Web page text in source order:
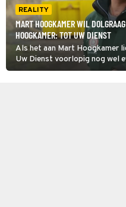
REALITY
MART HOOGKAMER WIL
HOOGKAMER: TOT UW DIENST
Als het aan Mart Hoogkamer
Uw Dienst voorlopig nog wel
popelen om een tweede